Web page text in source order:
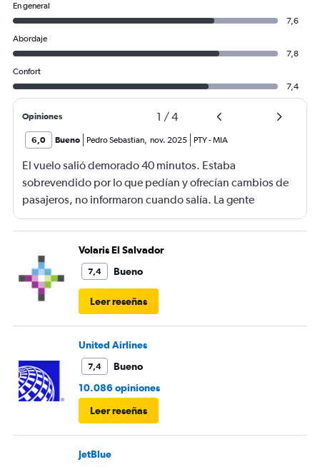
En general
7,6
Abordaje
7,8
Confort
7,4
Opiniones 1 /4
6,0 Bueno Pedro Sebastian, nov. 2025 PTY-MIA
El vuelo salió demorado 40 minutos. Estaba
sobrevendido por lo que pedían y ofrecían cambios de
pasajeros, no informaron cuando salía. La gente
haciendo filas larguísimas para no quedarse sin viajar.
Mucha maleta de mano no había lugar. En mi caso se
terminó la comida me ofrecieron un solo menú.
Volaris El Salvador
7,4 Bueno
Leer reseñas
United Airlines
7,4
Bueno
10.086 opiniones
Leer reseñas
JetBlue